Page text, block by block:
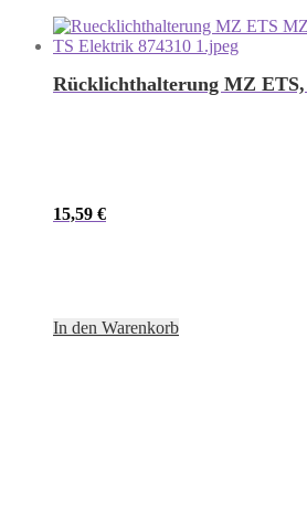
Rücklichthalterung MZ
15,59 €
In den Warenkorb